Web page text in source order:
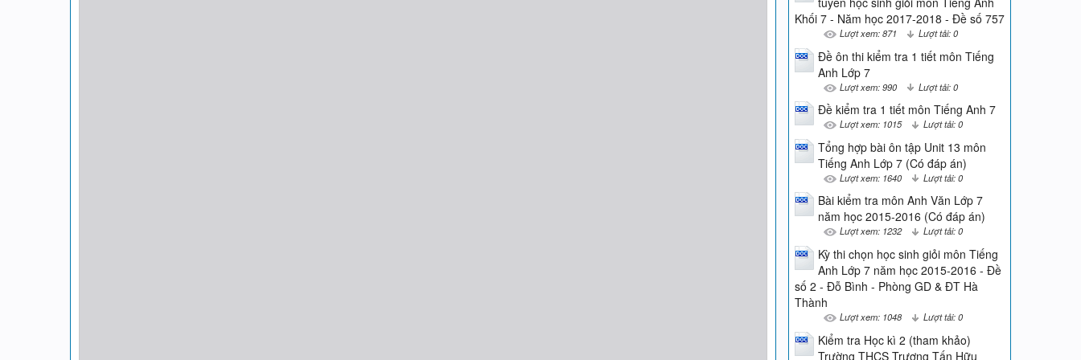
Khối 7 - Năm học 2017-2018 - Đề số 757
Lượt xem: 871 Lượt tải: 0
Đề ôn thi kiểm tra 1 tiết môn Tiếng
Anh Lớp 7
Lượt xem: 990 Lượt tải: 0
Đề kiểm tra 1 tiết môn Tiếng Anh 7
Lượt xem: 1015 Lượt tải: 0
Tổng hợp bài ôn tập Unit 13 môn
Tiếng Anh Lớp 7 (Có đáp án)
Lượt xem: 1640 Lượt tải: 0
Bài kiểm tra môn Anh Văn Lớp 7
năm học 2015-2016 (Có đáp án)
Lượt xem: 1232 Lượt tải: 0
Kỳ thi chọn học sinh giỏi môn Tiếng
Anh Lớp 7 năm học 2015-2016 - Đề
số 2 - Đỗ Bình - Phòng GD & ĐT Hà
Thành
Lượt xem: 1048 Lượt tải: 0
Kiểm tra Học kì 2 (tham khảo)
Trường THCS Trương Tấn Hữu